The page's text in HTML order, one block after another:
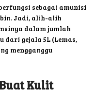
sebagai amunisi
Jadi, alih-alih
dalam jumlah
dari gejala 5L (Lemas,
mengganggu
Kulit